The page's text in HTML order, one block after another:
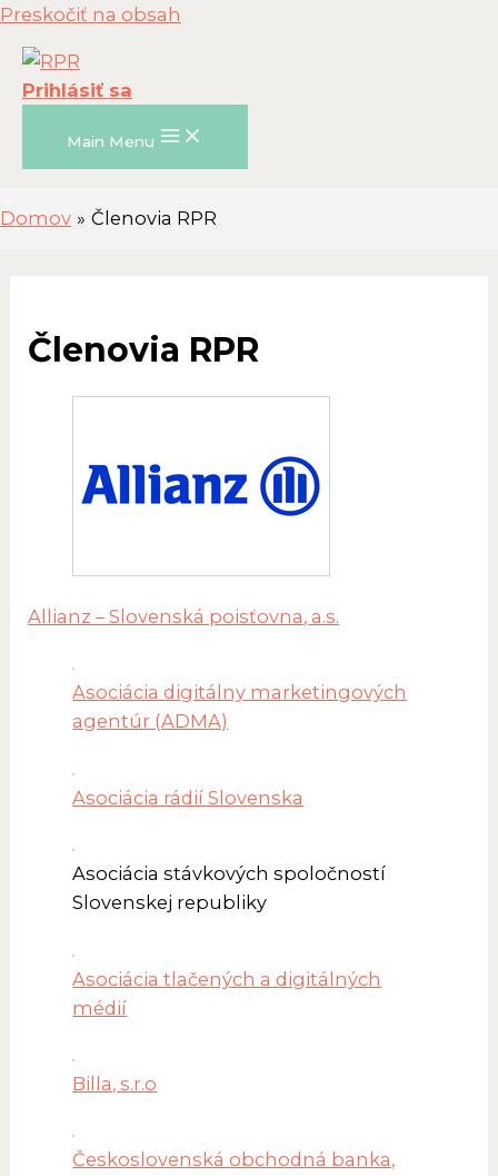
Preskočiť na obsah
Prihlásiť sa
Main Menu
Domov Členovia RPR
Členovia RPR
Allianz – Slovenská poisťovna, a.s.
Asociácia digitálny marketingových
agentúr (ADMA)
Asociácia rádií Slovenska
Asociácia stávkových spoločností
Slovenskej republiky
Asociácia tlačených a digitálných
médií
Billa, s.r.o
Československá obchodná banka,